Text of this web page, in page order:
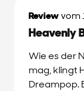
Reviewvom
Heavenly
Wie es der
mag, klingt
Dreampop.